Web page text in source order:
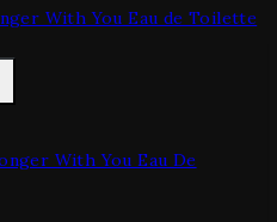
With You Eau De